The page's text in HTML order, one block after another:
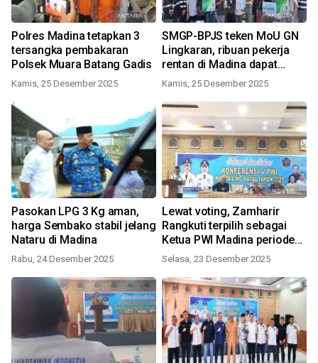
Polres Madina tetapkan 3
tersangka pembakaran
Polsek Muara Batang Gadis
Kamis, 25 Desember 2025
SMGP-BPJS teken MoU GN
Lingkaran, ribuan pekerja
rentan di Madina dapat
perlindungan
Kamis, 25 Desember 2025
Pasokan LPG 3 Kg aman,
harga Sembako stabil jelang
Nataru di Madina
Rabu, 24 Desember 2025
Lewat voting, Zamharir
Rangkuti terpilih sebagai
Ketua PWI Madina periode
2025 -2028
Selasa, 23 Desember 2025